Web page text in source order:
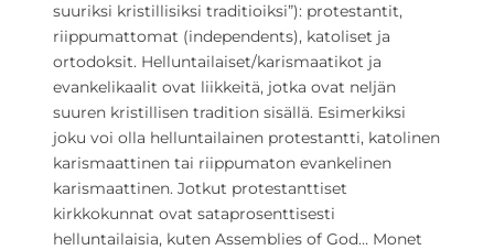
suuriksi kristillisiksi traditioiksi”): protestantit,
riippumattomat (independents), katoliset ja
ortodoksit. Helluntailaiset/karismaatikot ja
evankelikaalit ovat liikkeitä, jotka ovat neljän
suuren kristillisen tradition sisällä. Esimerkiksi
joku voi olla helluntailainen protestantti, katolinen
karismaattinen tai riippumaton evankelinen
karismaattinen. Jotkut protestanttiset
kirkkokunnat ovat sataprosenttisesti
helluntailaisia, kuten Assemblies of God… Monet